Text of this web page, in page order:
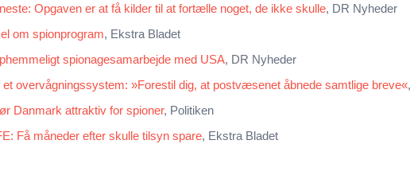
Opgaven er at få kilder til at fortælle noget, de ikke skulle, DR Nyheder
om spionprogram, Ekstra Bladet
spionagesamarbejde med USA, DR Nyheder
overvågningssystem: »Forestil dig, at postvæsenet åbnede samtlige breve«
Danmark attraktiv for spioner, Politiken
Få måneder efter skulle tilsyn spare, Ekstra Bladet